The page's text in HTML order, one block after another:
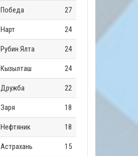
Победа 27
Нарт 24
Рубин Ялта 24
Кызылташ 24
Дружба 22
Заря 18
Нефтяник 18
Астрахань 15